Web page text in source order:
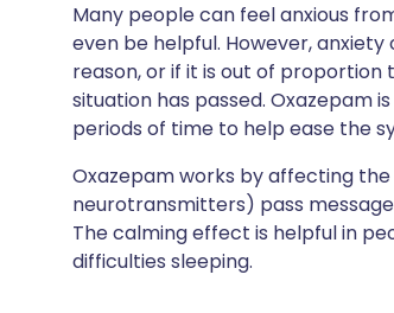
Many people can feel anxious
even be helpful. However,
reason, or if it is out of
situation has passed. Oxazepam
periods of time to help ease the
Oxazepam works by affecting
neurotransmitters) pass
The calming effect is helpful in
difficulties sleeping.